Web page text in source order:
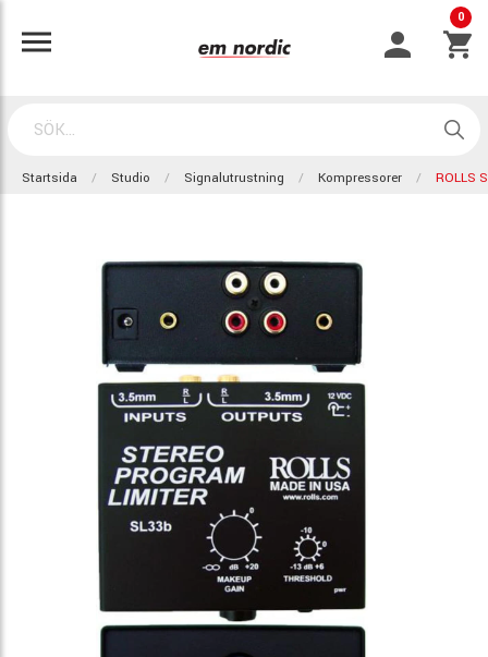
0
Startsida Studio Signalutrustning Kompressorer ROLLS